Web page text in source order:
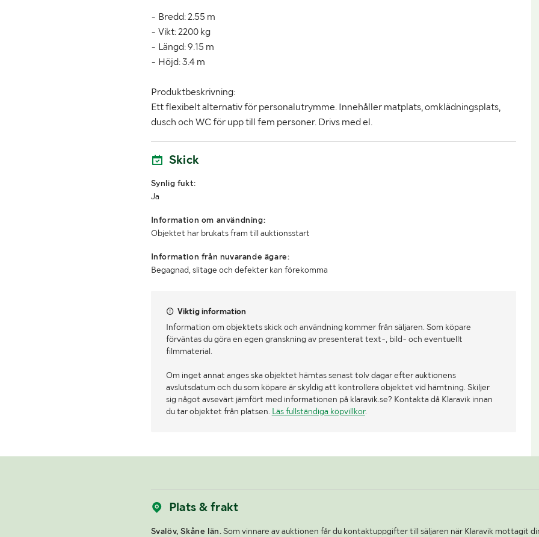
- Bredd: 2.55 m
- Vikt: 2200 kg
- Längd: 9.15 m
- Höjd: 3.4 m
Produktbeskrivning:
Ett flexibelt alternativ för personalutrymme. Innehåller matplats, omklädningsplats,
dusch och WC för upp till fem personer. Drivs med el.
Skick
Synlig fukt:
Ja
Information om användning:
Objektet har brukats fram till auktionsstart
Information från nuvarande ägare:
Begagnad, slitage och defekter kan förekomma
Viktig information
Information om objektets skick och användning kommer från säljaren. Som köpare
förväntas du göra en egen granskning av presenterat text-, bild- och eventuellt
filmmaterial.
Om inget annat anges ska objektet hämtas senast tolv dagar efter auktionens
avslutsdatum och du som köpare är skyldig att kontrollera objektet vid hämtning. Skiljer
sig något avsevärt jämfört med informationen på klaravik.se? Kontakta då Klaravik innan
du tar objektet från platsen. Läs fullständiga köpvillkor.
Plats & frakt
Svalöv, Skåne län.Som vinnare av auktionen får du kontaktuppgifter till säljaren när Klaravik mottagit